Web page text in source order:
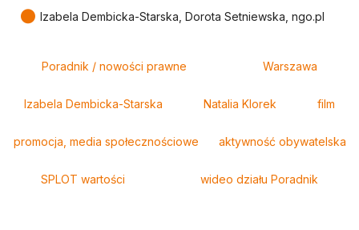
● Izabela Dembicka-Starska, Dorota Setniewska, ngo.pl
Poradnik / nowości prawne Warszawa
Izabela Dembicka-Starska Natalia Klorek film
promocja, media społecznościowe aktywność obywatelska
SPLOT wartości wideo działu Poradnik